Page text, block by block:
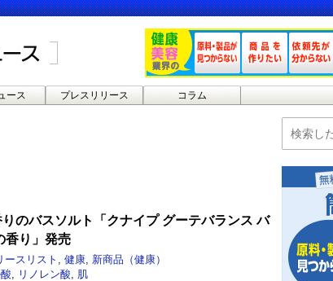
ース プレスリリース コラム
のバスソルト「クナイプ グーテバランス バ
香り」発売
ースリスト 健康 新商品（健康）
リノレン酸
肌